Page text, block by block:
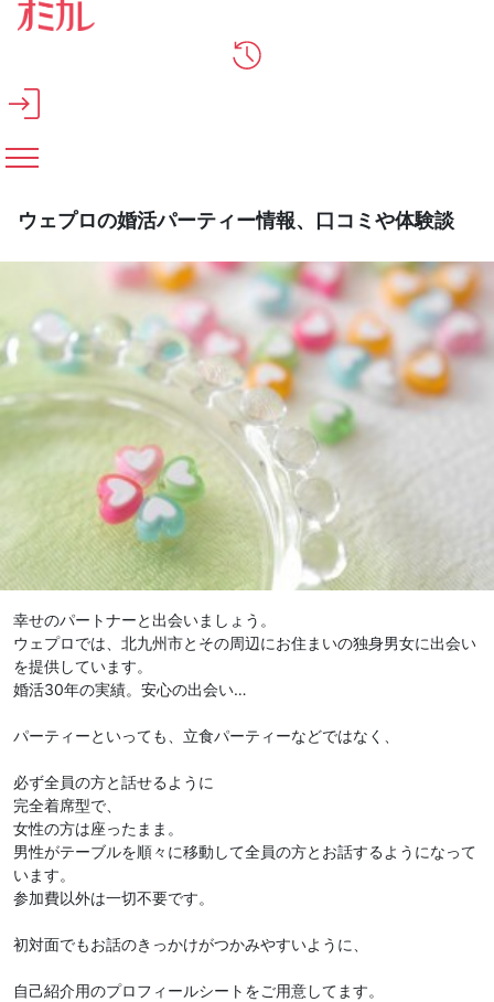
メインコンテンツへスキップ
ウェプロの婚活パーティー情報、口コミや体験談
幸せのパートナーと出会いましょう。
ウェプロでは、北九州市とその周辺にお住まいの独身男女に出会い
を提供しています。
婚活30年の実績。安心の出会い…
パーティーといっても、立食パーティーなどではなく、
必ず全員の方と話せるように
完全着席型で、
女性の方は座ったまま。
男性がテーブルを順々に移動して全員の方とお話するようになって
います。
参加費以外は一切不要です。
初対面でもお話のきっかけがつかみやすいように、
自己紹介用のプロフィールシートをご用意してます。